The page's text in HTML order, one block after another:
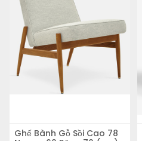
Ghế Bành Gỗ Sồi Cao 78